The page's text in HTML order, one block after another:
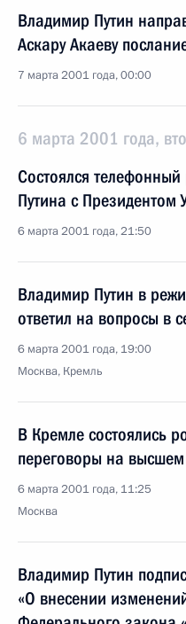
Владимир Путин
Аскару Акаеву
7 марта 2001 года, 00:00
6 марта 2001 года,
Состоялся
Путина с
6 марта 2001 года, 21:50
Владимир Путин в
ответил на вопросы в
6 марта 2001 года, 19:00
Москва, Кремль
В Кремле состоялись
переговоры на
6 марта 2001 года, 11:25
Москва
Владимир Путин
«О внесении